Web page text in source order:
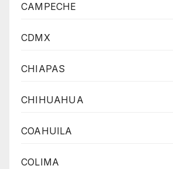
CAMPECHE
CDMX
CHIAPAS
CHIHUAHUA
COAHUILA
COLIMA